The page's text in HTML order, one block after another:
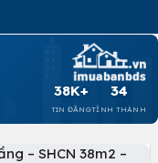
38K+
TIN ĐĂNG
34
TỈNH THÀNH